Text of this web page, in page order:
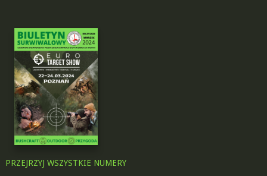
PRZEJRZYJ WSZYSTKIE NUMERY